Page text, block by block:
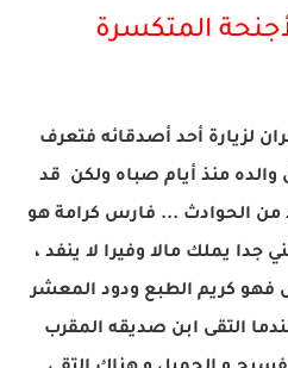
المتكسرة
لزيارة أحد أصدقائه فتعرف
منذ أيام صباه ولكن قد
من الحوادث ... فارس كرامة هو
يملك مالا وفيرا لا ينفد ،
فهو كريم الطبع ودود المعشر
التقى ابن صديقه المقرب